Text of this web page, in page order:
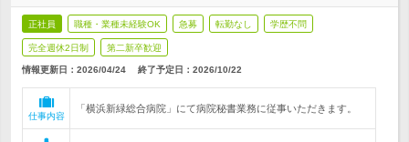
正社員 職種・業種未経験OK 急募 転勤なし 学歴不問
完全週休2日制 第二新卒歓迎
情報更新日：2026/04/24 終了予定日： 2026/10/22
仕事内容
「横浜新緑総合病院」にて病院秘書業務に従事いただきます。